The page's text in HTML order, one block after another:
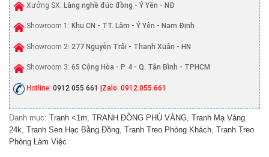
Xưởng SX: Làng nghề đúc đồng - Ý Yên - NĐ
Showroom 1: Khu CN - TT. Lâm - Ý Yên - Nam Định
Showroom 2: 277 Nguyễn Trãi - Thanh Xuân - HN
Showroom 3: 65 Cộng Hòa - P. 4 - Q. Tân Bình - TPHCM
Hotline: 0912 055 661 |Zalo: 0912.055.661
Danh mục: Tranh <1m TRANH ĐỒNG PHỦ VÀNG Tranh Mạ Vàng
24k Tranh Sen Hạc Bằng Đồng Tranh Treo Phòng Khách Tranh Treo
Phòng Làm Việc